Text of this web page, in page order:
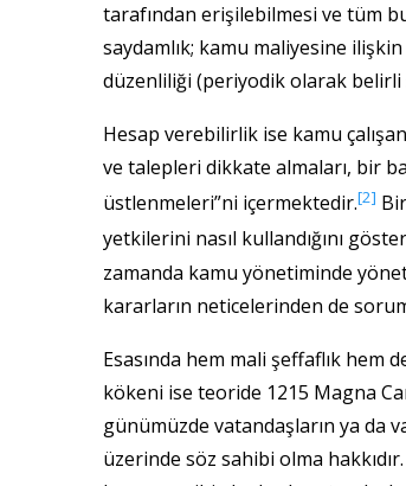
tarafından erişilebilmesi ve tüm
saydamlık; kamu maliyesine
düzenliliği (periyodik olarak belirli
Hesap verebilirlik ise kamu
ve talepleri dikkate almaları, bir
üstlenmeleri”ni içermektedir.[2]
yetkilerini nasıl kullandığını
zamanda kamu yönetiminde
kararların neticelerinden de
Esasında hem mali şeffaflık hem
kökeni ise teoride 1215 Magna
günümüzde vatandaşların ya da
üzerinde söz sahibi olma